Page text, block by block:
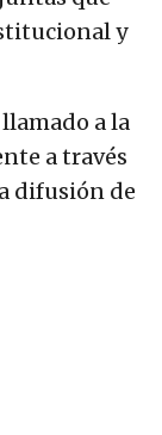
y
a la
a través
difusión de